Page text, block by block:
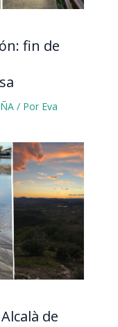
fin de
/ Por Eva
de